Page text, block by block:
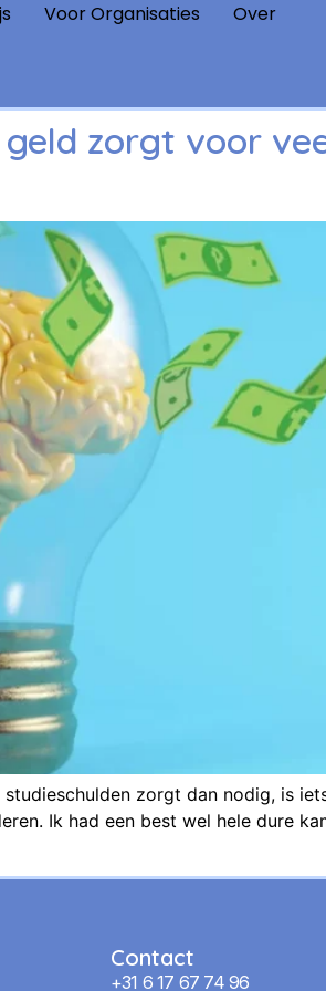
Voor Organisaties Over
zorgt voor
zorgt dan nodig, is
Ik had een best wel hele dure
Contact
+31 6 17 67 74 96